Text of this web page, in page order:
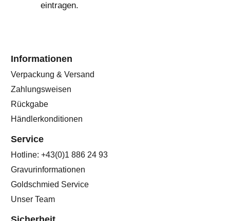
eintragen.
Informationen
Verpackung & Versand
Zahlungsweisen
Rückgabe
Händlerkonditionen
Service
Hotline: +43(0)1 886 24 93
Gravurinformationen
Goldschmied Service
Unser Team